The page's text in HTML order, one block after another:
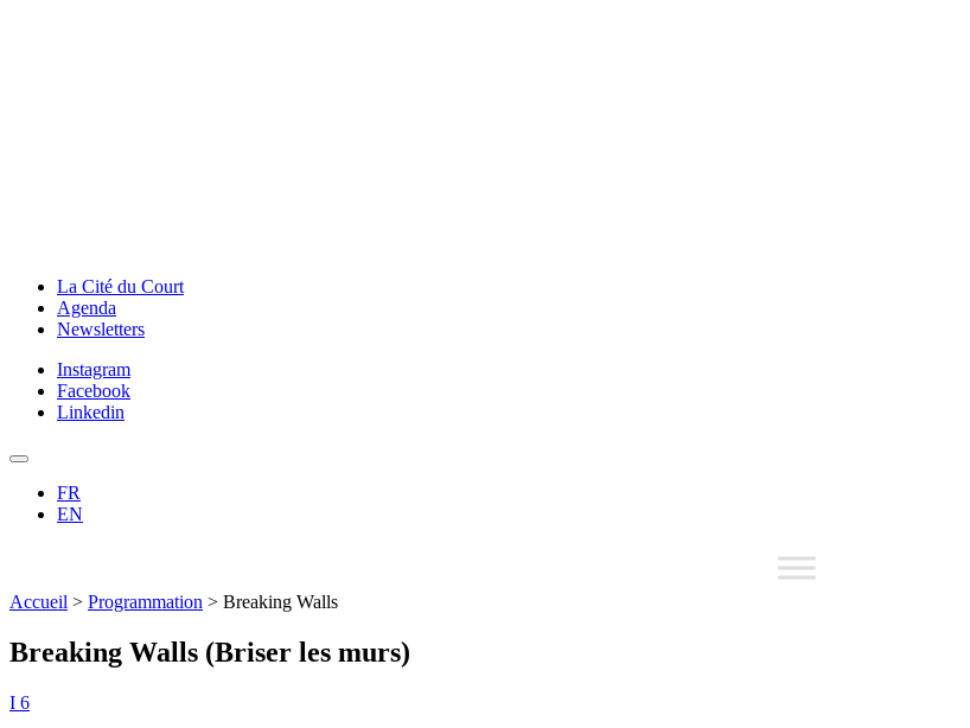
La Cité du Court
Agenda
Newsletters
Instagram
Facebook
Linkedin
FR
EN
Accueil > Programmation > Breaking Walls
Breaking Walls (Briser les murs)
I 6